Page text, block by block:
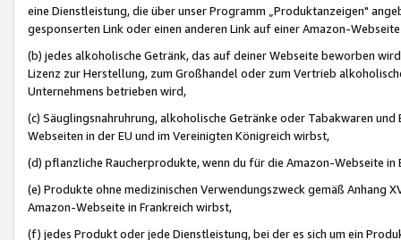
eine Dienstleistung, die über unser Programm „Produktanzeigen"
gesponserten Link oder einen anderen Link auf einer Amazon-
(b) jedes alkoholische Getränk, das auf deiner Webseite beworben
Lizenz zur Herstellung, zum Großhandel oder zum Vertrieb
Unternehmens betrieben wird,
(c) Säuglingsnahruhrung, alkoholische Getränke oder Tabakwaren
Webseiten in der EU und im Vereinigten Königreich wirbst,
(d) pflanzliche Raucherprodukte, wenn du für die Amazon-Webseite in
(e) Produkte ohne medizinischen Verwendungszweck gemäß Anhang
Amazon-Webseite in Frankreich wirbst,
(f) jedes Produkt oder jede Dienstleistung, bei der es sich um ein